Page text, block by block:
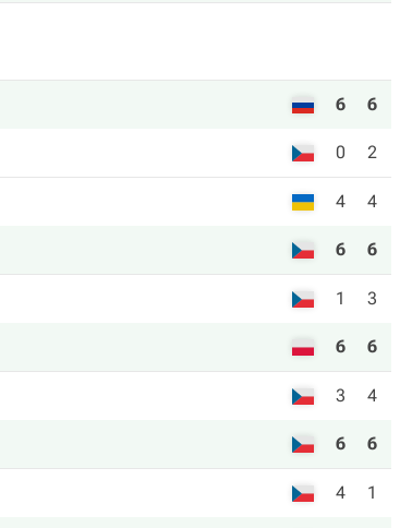
6 6
0 2
4 4
6 6
1 3
6 6
3 4
6 6
4 1